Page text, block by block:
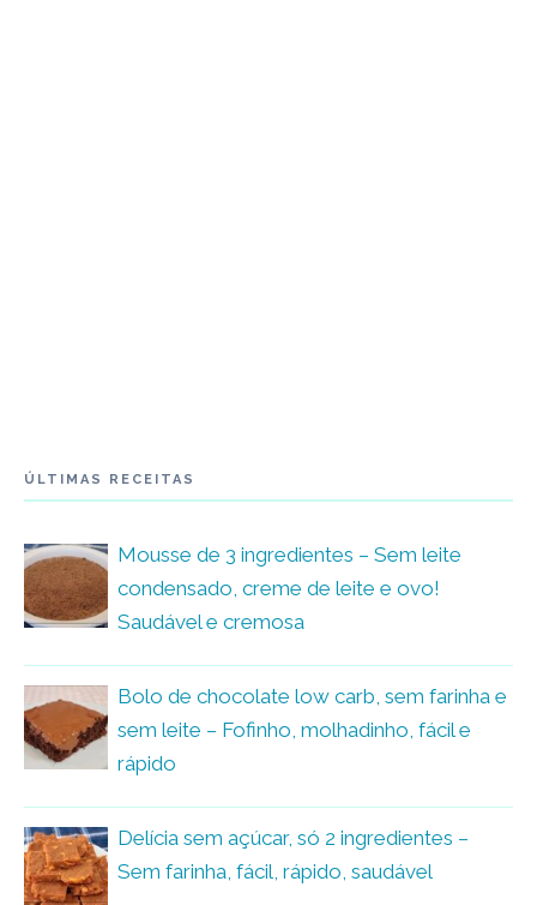
ÚLTIMAS RECEITAS
Mousse de 3 ingredientes – Sem leite
condensado, creme de leite e ovo!
Saudável e cremosa
Bolo de chocolate low carb, sem farinha e
sem leite – Fofinho, molhadinho, fácil e
rápido
Delícia sem açúcar, só 2 ingredientes –
Sem farinha, fácil, rápido, saudável